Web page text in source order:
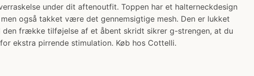
under dit aftenoutfit. Toppen har et halterneckdesign
også takket være det gennemsigtige mesh. Den er lukket
frække tilføjelse af et åbent skridt sikrer g-strengen, at du
ekstra pirrende stimulation. Køb hos Cottelli.